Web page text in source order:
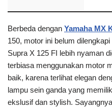
Berbeda dengan Yamaha MX
150, motor ini belum
Supra X 125 FI lebih nyaman
terbiasa menggunakan motor
baik, karena terlihat elegan
lampu sein ganda yang
ekslusif dan stylish.